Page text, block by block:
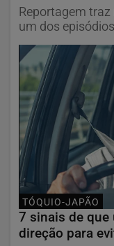
Reportagem
um dos
TÓQUIO-JAPÃO
7 sinais de que
direção para